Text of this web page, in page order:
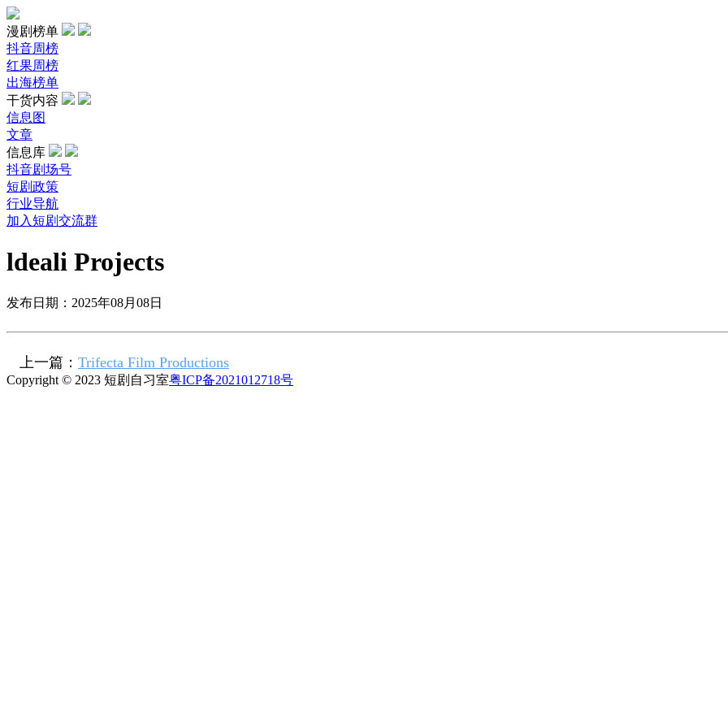
漫剧榜单
抖音周榜
红果周榜
出海榜单
干货内容
信息图
文章
信息库
抖音剧场号
短剧政策
行业导航
加入短剧交流群
ldeali Projects
发布日期：2025年08月08日
上一篇： Trifecta Film Productions
Copyright © 2023 短剧自习室粤ICP备2021012718号